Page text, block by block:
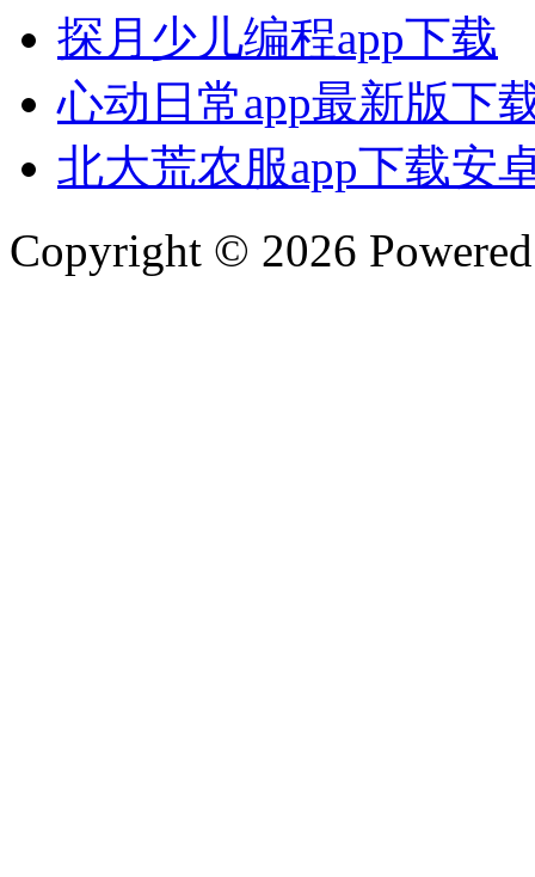
探月少儿编程app下载
心动日常app最新版下
北大荒农服app下载安
Copyright © 2026